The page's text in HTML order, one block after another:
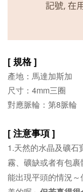
[ 規格 ]
產地：馬達加斯加
尺寸：4mm三圈
對應脈輪：第8脈輪
[ 注意事項 ]
1.天然的水晶及礦石
霧、礦缺或者有包
能出現平頭的情況